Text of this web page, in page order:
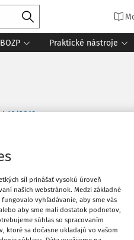
BOZP Praktické nástroje
10/2019
ktorého
traktora.
Obľúbené
síl prinášať vysokú úroveň
našich webstránok. Medzi základné
vyhľadávanie, aby sme vás
aby sme mali dostatok podnetov,
súhlas so spracovaním
ktoré sa dočasne ukladajú vo vašom